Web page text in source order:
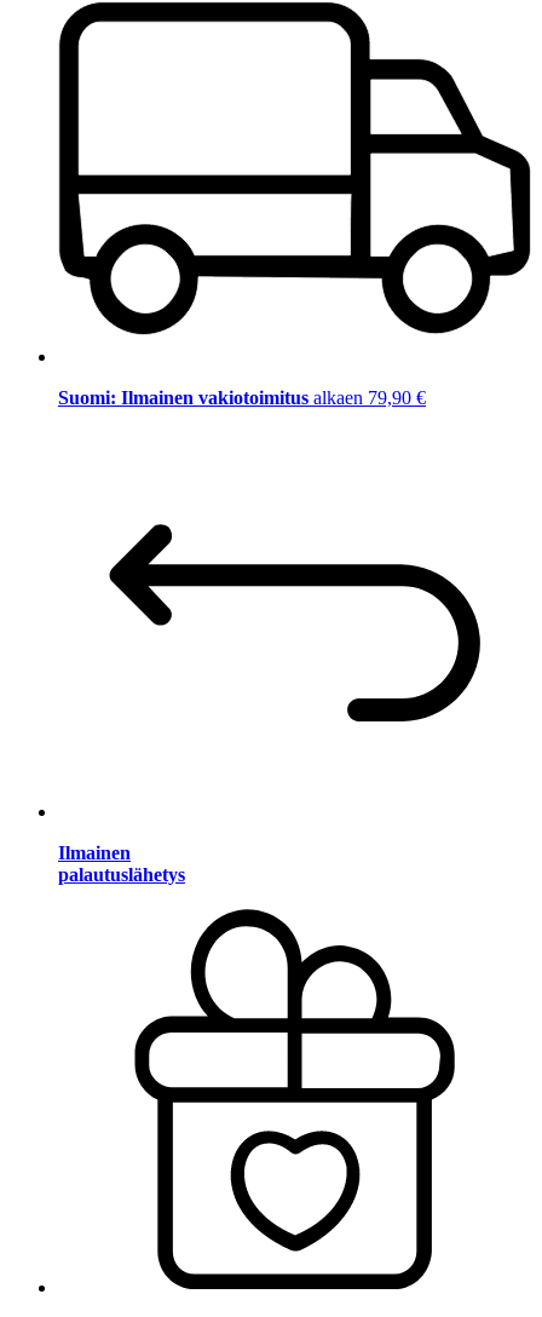
Suomi: Ilmainen vakiotoimitus alkaen 79,90 €
Ilmainen
palautuslähetys